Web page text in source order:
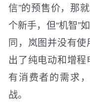
信”的预售价，那
个新手，但“机智”
同，岚图并没有
出了纯电动和增
有消费者的需求
战。